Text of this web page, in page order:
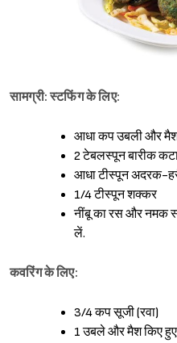
सामग्री: स्टफिंग के लिए:
आधा कप उबली और मैश
2 टेबलस्पून बारीक
आधा टीस्पून अदरक-
1/4 टीस्पून शक्कर
नींबू का रस और नमक
लें.
कवरिंग के लिए:
3/4 कप सूजी (रवा)
1 उबले और मैश किए